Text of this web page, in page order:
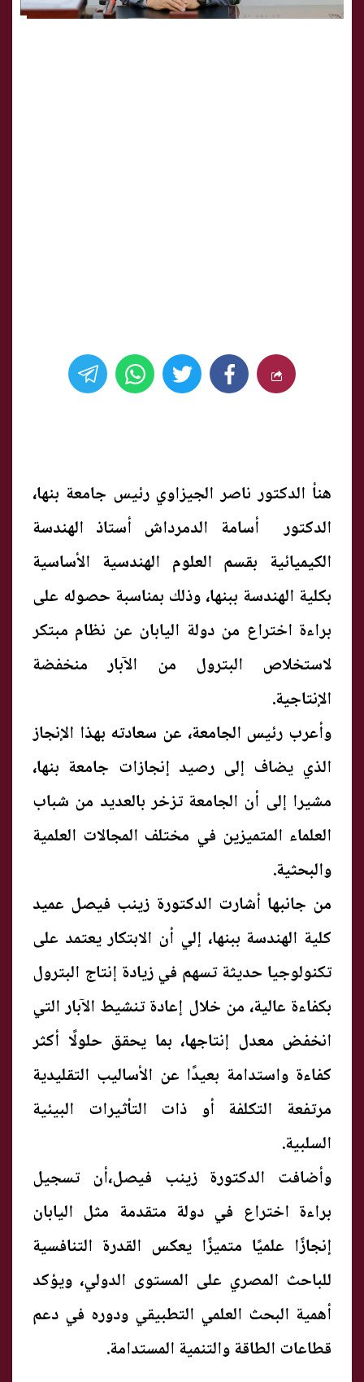
هنأ الدكتور ناصر الجيزاوي رئيس جامعة بنها،
الدكتور أسامة الدمرداش أستاذ الهندسة
الكيميائية بقسم العلوم الهندسية الأساسية
بكلية الهندسة ببنها، وذلك بمناسبة حصوله على
براءة اختراع من دولة اليابان عن نظام مبتكر
لاستخلاص البترول من الآبار منخفضة
الإنتاجية.
وأعرب رئيس الجامعة، عن سعادته بهذا الإنجاز
الذي يضاف إلى رصيد إنجازات جامعة بنها،
مشيرا إلى أن الجامعة تزخر بالعديد من شباب
العلماء المتميزين في مختلف المجالات العلمية
والبحثية.
من جانبها أشارت الدكتورة زينب فيصل عميد
كلية الهندسة ببنها، إلي أن الابتكار يعتمد على
تكنولوجيا حديثة تسهم في زيادة إنتاج البترول
بكفاءة عالية، من خلال إعادة تنشيط الآبار التي
انخفض معدل إنتاجها، بما يحقق حلولًا أكثر
كفاءة واستدامة بعيدًا عن الأساليب التقليدية
مرتفعة التكلفة أو ذات التأثيرات البيئية
السلبية.
وأضافت الدكتورة زينب فيصل،أن تسجيل
براءة اختراع في دولة متقدمة مثل اليابان
إنجازًا علميًا متميزًا يعكس القدرة التنافسية
للباحث المصري على المستوى الدولي، ويؤكد
أهمية البحث العلمي التطبيقي ودوره في دعم
قطاعات الطاقة والتنمية المستدامة.